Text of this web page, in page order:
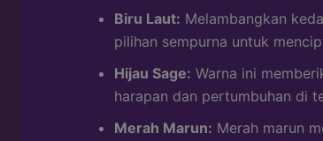
Biru Laut: Melambangkan
pilihan sempurna untuk
Hijau Sage: Warna ini
harapan dan pertumbuhan di
Merah Marun: Merah marun